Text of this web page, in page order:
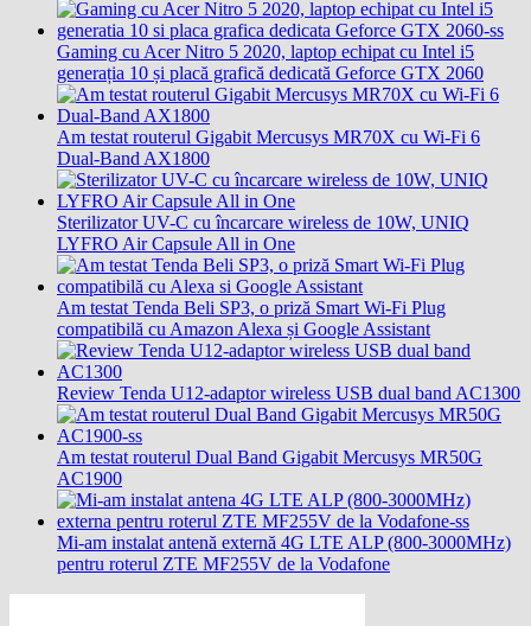
Gaming cu Acer Nitro 5 2020, laptop echipat cu Intel i5
generația 10 și placă grafică dedicată Geforce GTX 2060
Am testat routerul Gigabit Mercusys MR70X cu Wi-Fi 6
Dual-Band AX1800
Sterilizator UV-C cu încarcare wireless de 10W, UNIQ
LYFRO Air Capsule All in One
Am testat Tenda Beli SP3, o priză Smart Wi-Fi Plug
compatibilă cu Amazon Alexa și Google Assistant
Review Tenda U12-adaptor wireless USB dual band AC1300
Am testat routerul Dual Band Gigabit Mercusys MR50G
AC1900
Mi-am instalat antenă externă 4G LTE ALP (800-3000MHz)
pentru roterul ZTE MF255V de la Vodafone